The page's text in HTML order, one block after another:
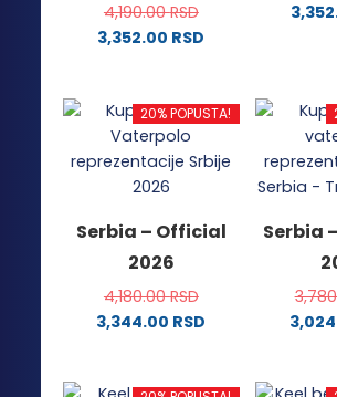
4,190.00RSD
3,352.00 RSD
ima
više
varijanti.
Opcije
biti
izabrane
na
stranici
20% POPUSTA!
Serbia – Official
2026
4,180.00RSD
3,344.00 RSD
Serbia